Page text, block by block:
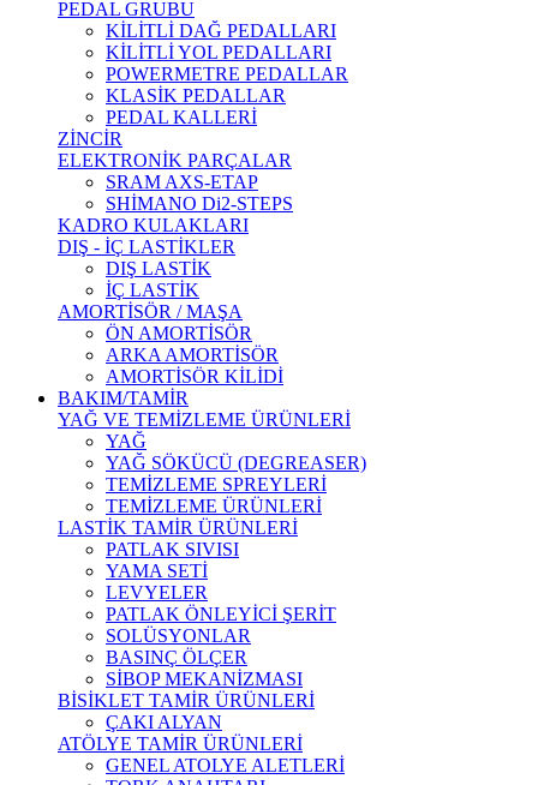
PEDAL GRUBU
KİLİTLİ DAĞ PEDALLARI
KİLİTLİ YOL PEDALLARI
POWERMETRE PEDALLAR
KLASİK PEDALLAR
PEDAL KALLERİ
ZİNCİR
ELEKTRONİK PARÇALAR
SRAM AXS-ETAP
SHİMANO Di2-STEPS
KADRO KULAKLARI
DIŞ - İÇ LASTİKLER
DIŞ LASTİK
İÇ LASTİK
AMORTİSÖR / MAŞA
ÖN AMORTİSÖR
ARKA AMORTİSÖR
AMORTİSÖR KİLİDİ
BAKIM/TAMİR
YAĞ VE TEMİZLEME ÜRÜNLERİ
YAĞ
YAĞ SÖKÜCÜ (DEGREASER)
TEMİZLEME SPREYLERİ
TEMİZLEME ÜRÜNLERİ
LASTİK TAMİR ÜRÜNLERİ
PATLAK SIVISI
YAMA SETİ
LEVYELER
PATLAK ÖNLEYİCİ ŞERİT
SOLÜSYONLAR
BASINÇ ÖLÇER
SİBOP MEKANİZMASI
BİSİKLET TAMİR ÜRÜNLERİ
ÇAKI ALYAN
ATÖLYE TAMİR ÜRÜNLERİ
GENEL ATOLYE ALETLERİ